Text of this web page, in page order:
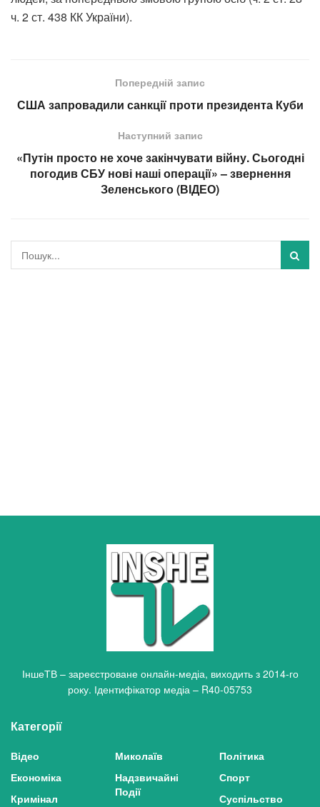
ч. 2 ст. 438 КК України).
Попередній запис
США запровадили санкції проти президента Куби
Наступний запис
«Путін просто не хоче закінчувати війну. Сьогодні
погодив СБУ нові наші операції» – звернення
Зеленського (ВІДЕО)
ІншеТВ – зареєстроване онлайн-медіа, виходить з 2014-го
року. Ідентифікатор медіа – R40-05753
Категорії
Відео
Економіка
Кримінал
Миколаїв
Надзвичайні
Події
Політика
Спорт
Суспільство